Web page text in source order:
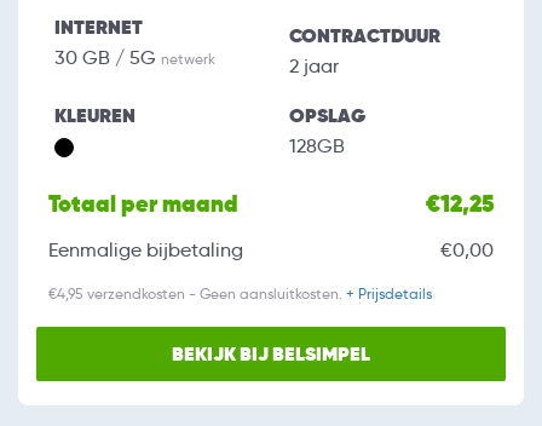
INTERNET
30 GB / 5G netwerk
CONTRACTDUUR
2 jaar
KLEUREN OPSLAG
128GB
Totaal per maand €12,25
Eenmalige bijbetaling €0,00
€4,95 verzendkosten - Geen aansluitkosten. + Prijsdetails
BEKIJK BIJ BELSIMPEL